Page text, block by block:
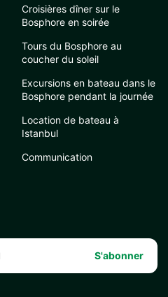
Croisières dîner sur le
Bosphore en soirée
Tours du Bosphore au
coucher du soleil
Excursions en bateau dans le
Bosphore pendant la journée
Location de bateau à
Istanbul
Communication
S'abonner